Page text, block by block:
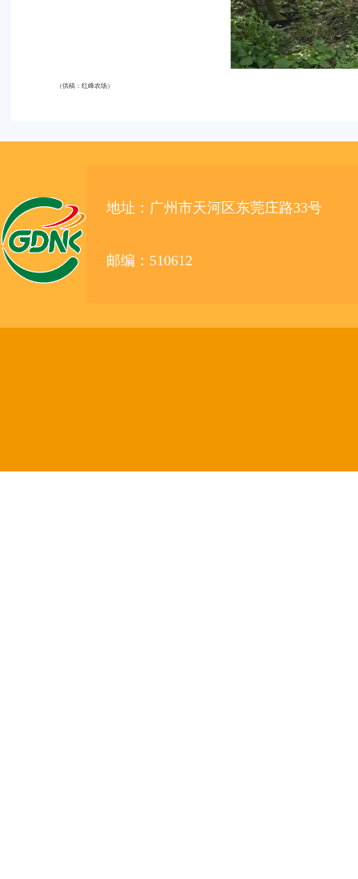
（供稿：红峰农场）
地址：广州市天河区东莞庄路33号
邮编：510612